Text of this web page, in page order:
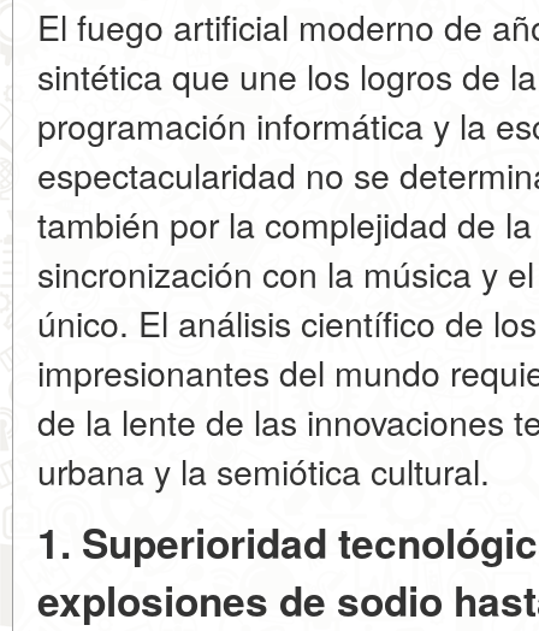
El fuego artificial moderno de
sintética que une los logros de
programación informática y la
espectacularidad no se
también por la complejidad de
sincronización con la música y
único. El análisis científico de
impresionantes del mundo
de la lente de las innovaciones
urbana y la semiótica cultural.
1. Superioridad
explosiones de sodio